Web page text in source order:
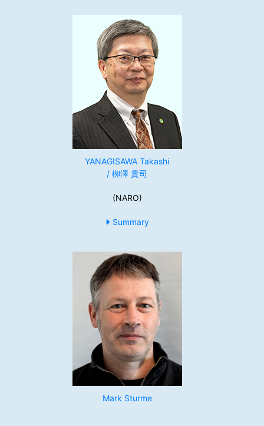
YANAGISAWA Takashi
/ 栁澤 貴司
(NARO)
Summary
Mark Sturme